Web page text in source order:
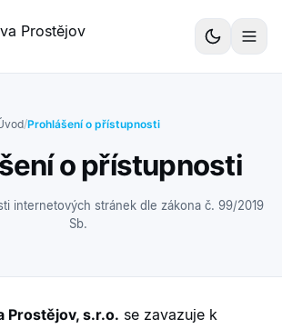
/Prohlášení o přístupnosti
o přístupnosti
internetových stránek dle zákona č. 99/2019
Sb.
Prostějov, s.r.o. se zavazuje k